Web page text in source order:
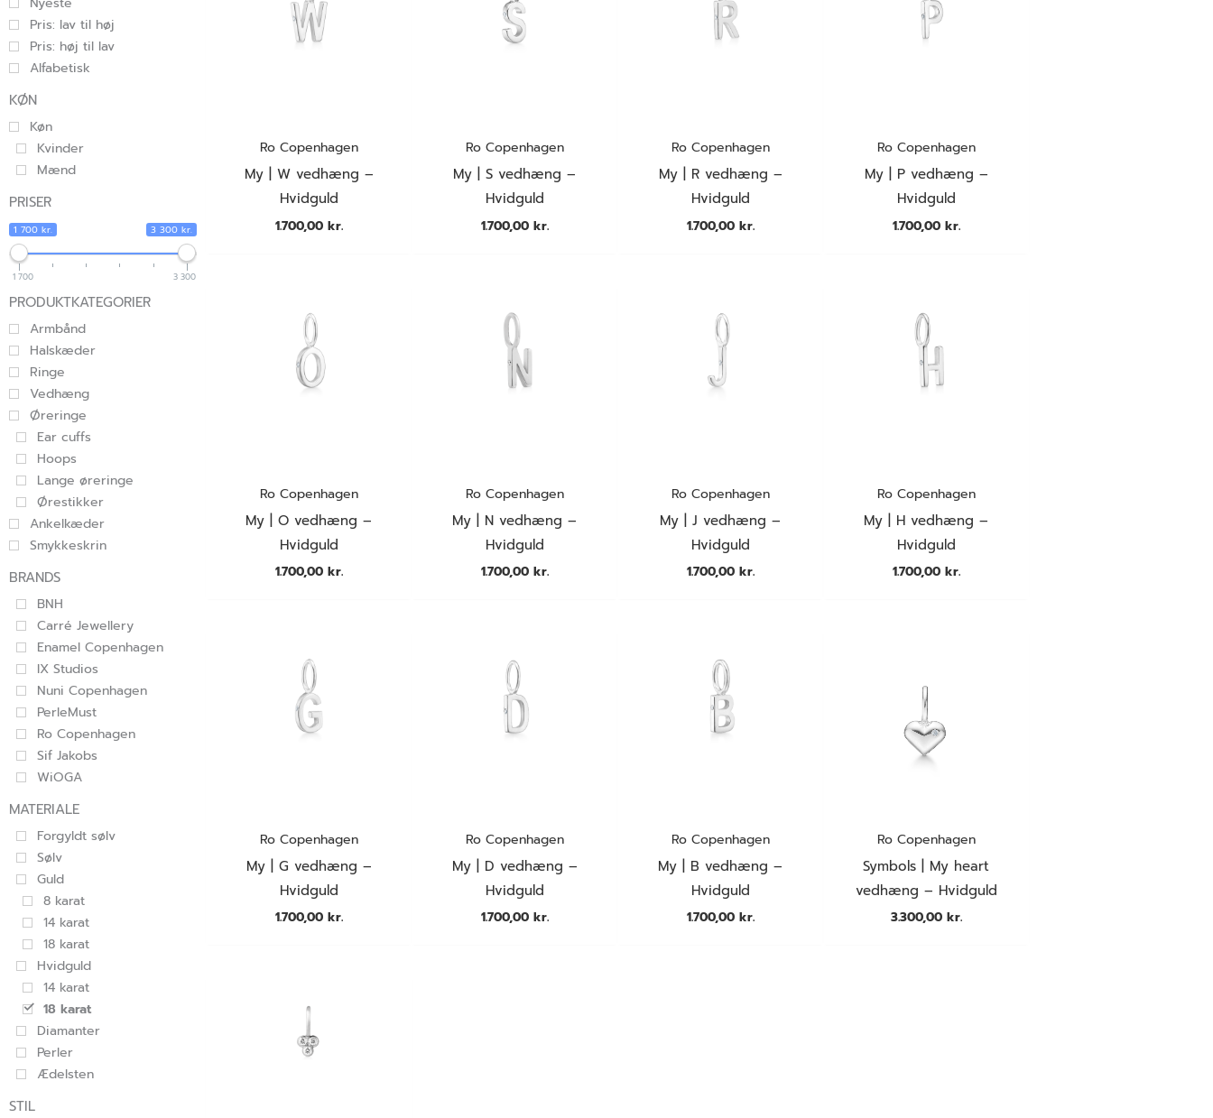
Pris: lav til høj
Pris: høj til lav
Alfabetisk
KØN
Køn
Kvinder
Mænd
PRISER
1 700 kr. 3 300 kr.
1 700 3 300
PRODUKTKATEGORIER
Armbånd
Halskæder
Ringe
Vedhæng
Øreringe
Ear cuffs
Hoops
Lange øreringe
Ørestikker
Ankelkæder
Smykkeskrin
BRANDS
BNH
Carré Jewellery
Enamel Copenhagen
IX Studios
Nuni Copenhagen
PerleMust
Ro Copenhagen
Sif Jakobs
WiOGA
MATERIALE
Forgyldt sølv
Sølv
Guld
8 karat
14 karat
18 karat
Hvidguld
14 karat
18 karat
Diamanter
Perler
Ædelsten
STIL
Ro Copenhagen
My | W vedhæng –
Hvidguld
1.700,00 kr.
Ro Copenhagen
My | S vedhæng –
Hvidguld
1.700,00 kr.
Ro Copenhagen
My | R vedhæng –
Hvidguld
1.700,00 kr.
Ro Copenhagen
My | P vedhæng –
Hvidguld
1.700,00 kr.
Ro Copenhagen
My | O vedhæng –
Hvidguld
1.700,00 kr.
Ro Copenhagen
My | N vedhæng –
Hvidguld
1.700,00 kr.
Ro Copenhagen
My | J vedhæng –
Hvidguld
1.700,00 kr.
Ro Copenhagen
My | H vedhæng –
Hvidguld
1.700,00 kr.
Ro Copenhagen
My | G vedhæng –
Hvidguld
1.700,00 kr.
Ro Copenhagen
My | D vedhæng –
Hvidguld
1.700,00 kr.
Ro Copenhagen
My | B vedhæng –
Hvidguld
1.700,00 kr.
Ro Copenhagen
Symbols | My heart
vedhæng – Hvidguld
3.300,00 kr.